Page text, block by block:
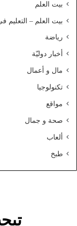
ا
ل
ط
ا
م
و
د
بيت العلم
بيت العلم – التعليم
رياضة
أخبار دوليّة
مال و أعمال
تكنولوجيا
مواقع
صحة و جمال
ألعاب
طبخ